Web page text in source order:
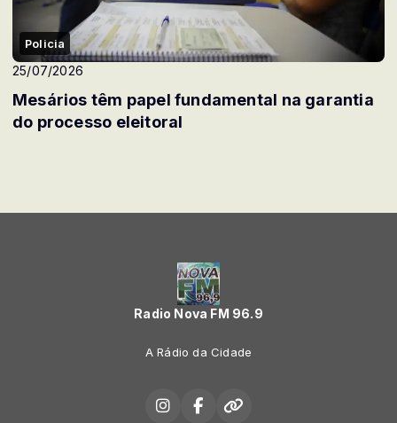
Policia
25/07/2026
Mesários têm papel fundamental na garantia
do processo eleitoral
Radio Nova FM 96.9
A Rádio da Cidade